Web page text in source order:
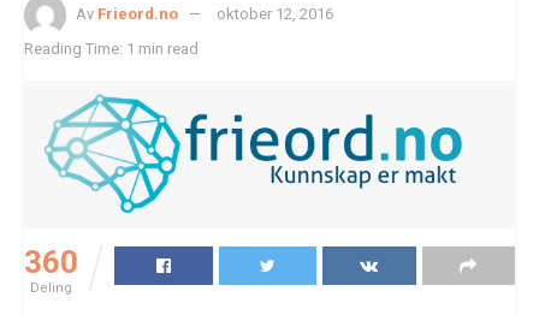
Av Frieord.no
oktober 12, 2016
Reading Time: 1 min read
360
Deling